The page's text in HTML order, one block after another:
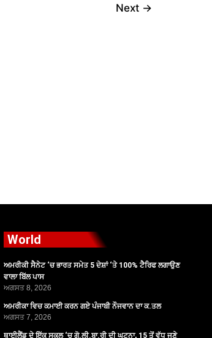
Next →
World
ਅਮਰੀਕੀ ਸੈਨੇਟ ‘ਚ ਭਾਰਤ ਸਮੇਤ 5 ਦੇਸ਼ਾਂ ‘ਤੇ 100% ਟੈਰਿਫ ਲਗਾਉਣ
ਵਾਲਾ ਬਿੱਲ ਪਾਸ
ਅਗਸਤ 8, 2026
ਅਮਰੀਕਾ ਵਿਚ ਕਮਾਈ ਕਰਨ ਗਏ ਪੰਜਾਬੀ ਨੌਜਵਾਨ ਦਾ ਕ.ਤਲ
ਅਗਸਤ 7, 2026
ਥਾਈਲੈਂਡ ਦੇ ਇੱਕ ਸਕੂਲ ‘ਚ ਗੋ.ਲੀ.ਬਾ.ਰੀ ਦੀ ਘਟਨਾ, 15 ਤੋਂ ਵੱਧ ਜਣੇ